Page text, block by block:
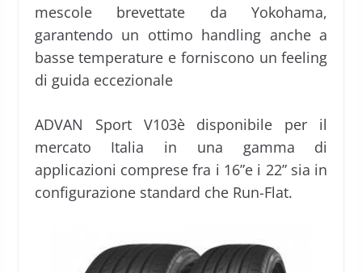
mescole brevettate da Yokohama,
garantendo un ottimo handling anche a
basse temperature e forniscono un feeling
di guida eccezionale
ADVAN Sport V103è disponibile per il
mercato Italia in una gamma di
applicazioni comprese fra i 16”e i 22” sia in
configurazione standard che Run-Flat.